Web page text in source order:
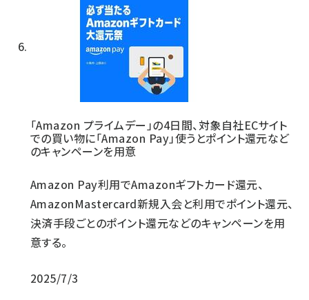
「Amazon プライムデー」の4日間、対象自社ECサイト
での買い物に「Amazon Pay」使うとポイント還元など
のキャンペーンを用意
Amazon Pay利用でAmazonギフトカード還元、
AmazonMastercard新規入会と利用でポイント還元、
決済手段ごとのポイント還元などのキャンペーンを用
意する。
2025/7/3